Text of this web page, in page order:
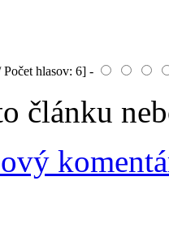
hlasov: 6] -
článku